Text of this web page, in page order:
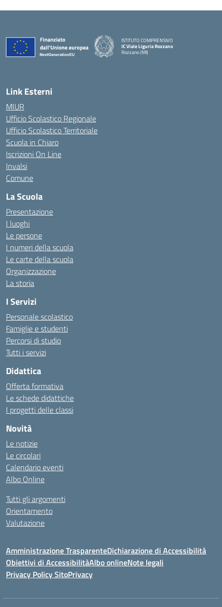
ISTITUTO COMPRENSIVO
IC Viale Liguria Rozzano
Rozzano (MI)
Link Esterni
MIUR
Ufficio Scolastico Regionale
Ufficio Scolastico Territoriale
Scuola in Chiaro
Iscrizioni On Line
Invalsi
Comune
La Scuola
Presentazione
I luoghi
Le persone
I numeri della scuola
Le carte della scuola
Organizzazione
La storia
I Servizi
Personale scolastico
Famiglie e studenti
Percorsi di studio
Tutti i servizi
Didattica
Offerta formativa
Le schede didattiche
I progetti delle classi
Novità
Le notizie
Le circolari
Calendario eventi
Albo Online
Tutti gli argomenti
Orientamento
Valutazione
Amministrazione TrasparenteDichiarazione di Accessibilità
Obiettivi di AccessibilitàAlbo onlineNote legali
Privacy Policy SitoPrivacy